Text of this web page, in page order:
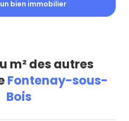
bien immobilier
m² des autres
Fontenay-sous-
Bois